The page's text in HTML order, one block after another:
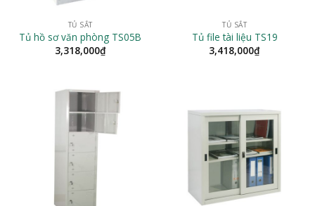
TỦ SẮT
Tủ hồ sơ văn phòng TS05B
3,318,000₫
TỦ SẮT
Tủ file tài liệu TS19
3,418,000₫